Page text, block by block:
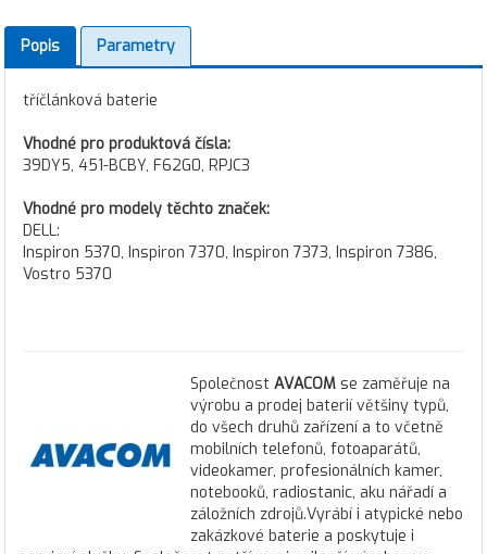
Popis Parametry
tříčlánková baterie
Vhodné pro produktová čísla:
39DY5, 451-BCBY, F62G0, RPJC3
Vhodné pro modely těchto značek:
DELL:
Inspiron 5370, Inspiron 7370, Inspiron 7373, Inspiron 7386,
Vostro 5370
Společnost AVACOM se zaměřuje na
výrobu a prodej baterií většiny typů,
do všech druhů zařízení a to včetně
mobilních telefonů, fotoaparátů,
videokamer, profesionálních kamer,
notebooků, radiostanic, aku nářadí a
záložních zdrojů.Vyrábí i atypické nebo
zakázkové baterie a poskytuje i